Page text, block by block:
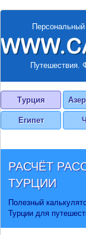
Путешествия.
Турция
Египет
РАСЧЁТ
ТУРЦИИ
Полезный
Турции для